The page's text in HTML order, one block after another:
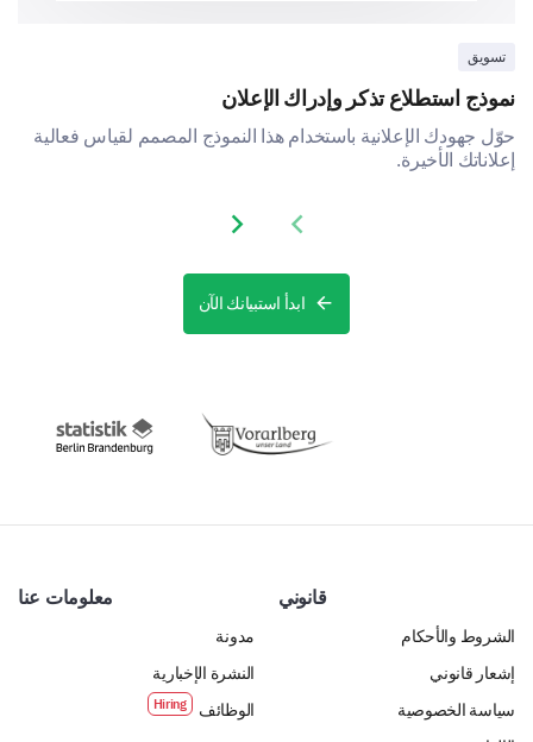
تسويق
نموذج استطلاع تذكر وإدراك الإعلان
حوّل جهودك الإعلانية باستخدام هذا النموذج المصمم لقياس فعالية
إعلاناتك الأخيرة.
Previous slide
Next slide
ابدأ استبيانك الآن
قانوني
الشروط والأحكام
إشعار قانوني
سياسة الخصوصية
معلومات عنا
مدونة
النشرة الإخبارية
الوظائف